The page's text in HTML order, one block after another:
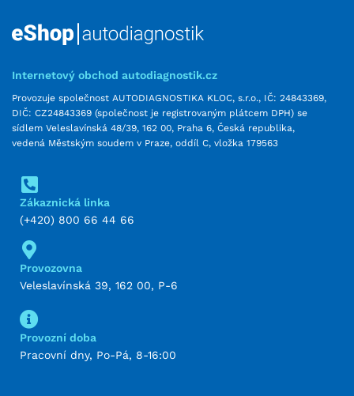
Internetový obchod autodiagnostik.cz
Provozuje společnost AUTODIAGNOSTIKA KLOC, s.r.o., IČ: 24843369,
DIČ: CZ24843369 (společnost je registrovaným plátcem DPH) se
sídlem Veleslavínská 48/39, 162 00, Praha 6, Česká republika,
vedená Městským soudem v Praze, oddíl C, vložka 179563
Zákaznická linka
(+420) 800 66 44 66
Provozovna
Veleslavínská 39, 162 00, P-6
Provozní doba
Pracovní dny, Po-Pá, 8-16:00